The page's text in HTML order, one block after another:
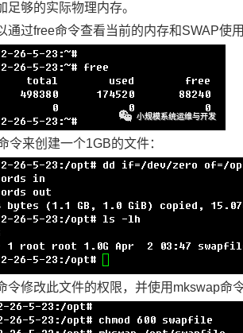
足够的实际物理内存。
通过free命令查看当前的内存和SWAP使用
令来创建一个1GB的文件：
令修改此文件的权限，并使用mkswap命令